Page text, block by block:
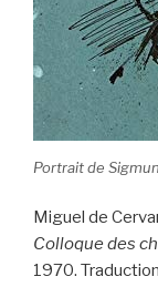
Portrait de
Miguel de
Colloque des
1970.